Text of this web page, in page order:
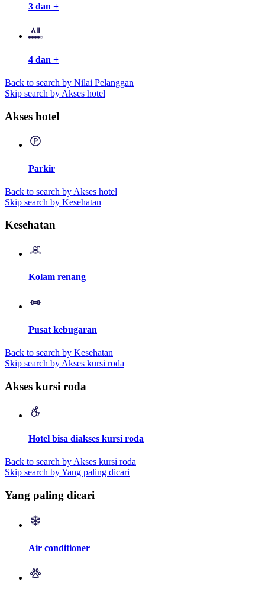
3 dan +
4 dan +
Back to search by Nilai Pelanggan
Skip search by Akses hotel
Akses hotel
Parkir
Back to search by Akses hotel
Skip search by Kesehatan
Kesehatan
Kolam renang
Pusat kebugaran
Back to search by Kesehatan
Skip search by Akses kursi roda
Akses kursi roda
Hotel bisa diakses kursi roda
Back to search by Akses kursi roda
Skip search by Yang paling dicari
Yang paling dicari
Air conditioner